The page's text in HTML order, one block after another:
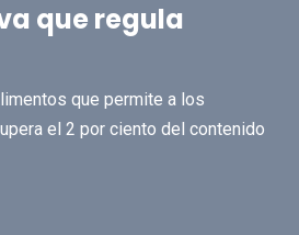
que regula
que permite a los
el 2 por ciento del contenido